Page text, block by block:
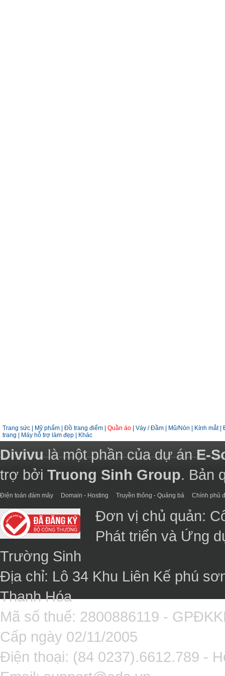
Trang sức Mỹ phẩm Đồ trang điểm Quần áo Váy / Đầm Mũ/Nón Kính mắt
trang
Máy hỗ trợ làm đẹp Khác
Divivulà một phần của dự ánE-
trợ bởi Truong Sinh Group. Bản
Điện toán đám mây Domain - Hosting Truyền thông - Quảng bá Chính phủ
Đơn vị chủ quản:
Phát triển và Ứng
Trường Sinh
Địa chỉ: Lô 34 Khu Liên Kế phú
Thanh Hóa
Mã số thuế: 2800886119 -
Cấp ngày 02/11/2005
Điện thoại: (84 0237).6612.789 -